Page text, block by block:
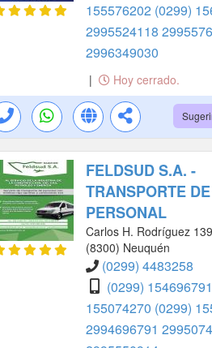
155576202 (0299)
2995524118
2996349030
| Hoy cerrado.
FELDSUD S.A. -
TRANSPORTE DE
PERSONAL
Carlos H. Rodríguez
(8300) Neuquén
(0299) 4483258
(0299) 154696791
155074270 (0299)
2994696791